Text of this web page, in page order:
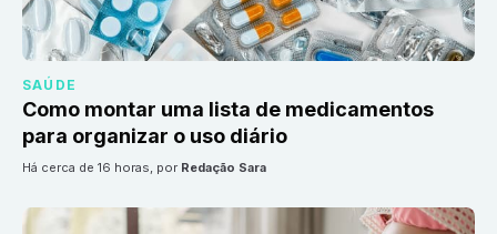
SAÚDE
Como montar uma lista de medicamentos
para organizar o uso diário
há cerca de 16 horas, por Redação Sara